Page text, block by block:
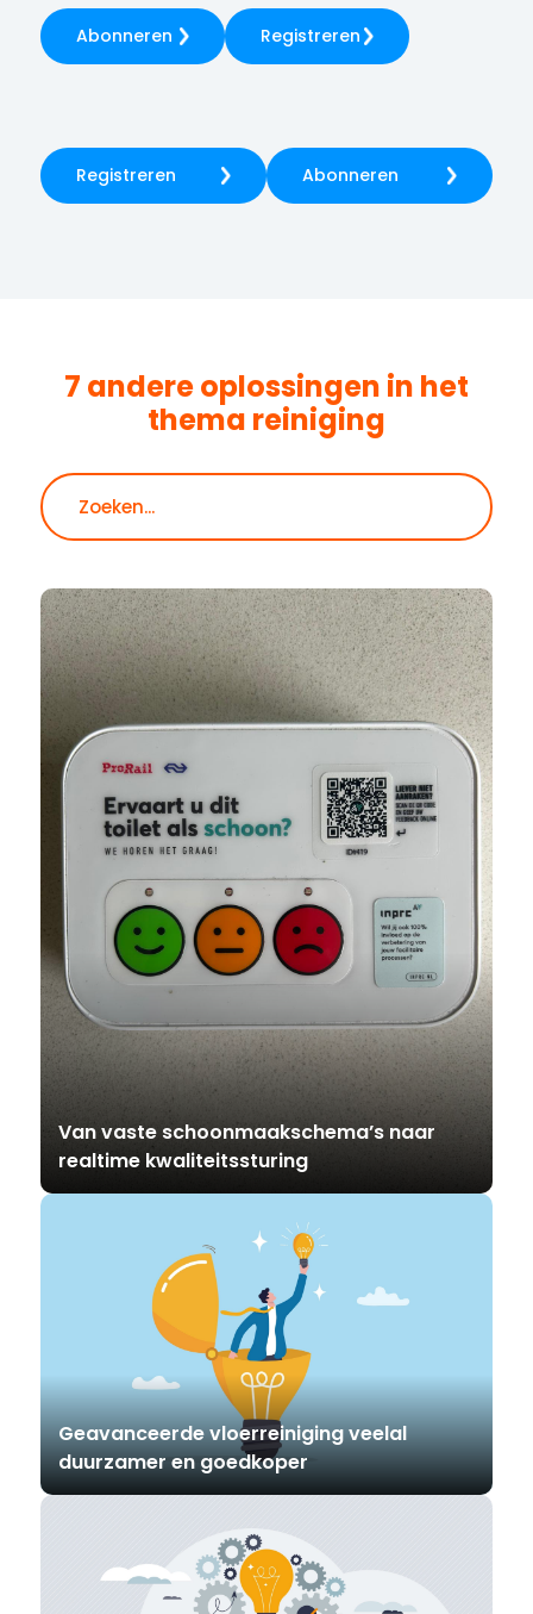
Abonneren Registreren
Registreren Abonneren
7 andere oplossingen in het
thema reiniging
Van vaste schoonmaakschema’s naar
realtime kwaliteitssturing
Geavanceerde vloerreiniging veelal
duurzamer en goedkoper